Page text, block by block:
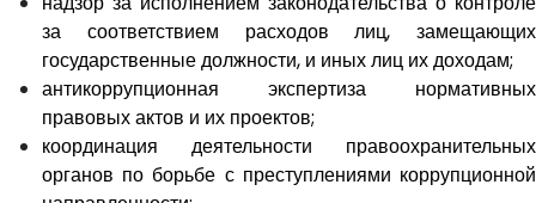
за соответствием расходов лиц, замещающих
государственные должности, и иных лиц их доходам;
антикоррупционная экспертиза нормативных
правовых актов и их проектов;
координация деятельности правоохранительных
органов по борьбе с преступлениями коррупционной